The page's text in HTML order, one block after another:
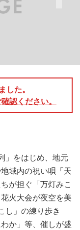
た。
認ください。
」をはじめ、地元
域内の祝い唄「天
が担ぐ「万灯みこ
火大会が夜空を美
し」の練り歩き
か」等、催しが盛